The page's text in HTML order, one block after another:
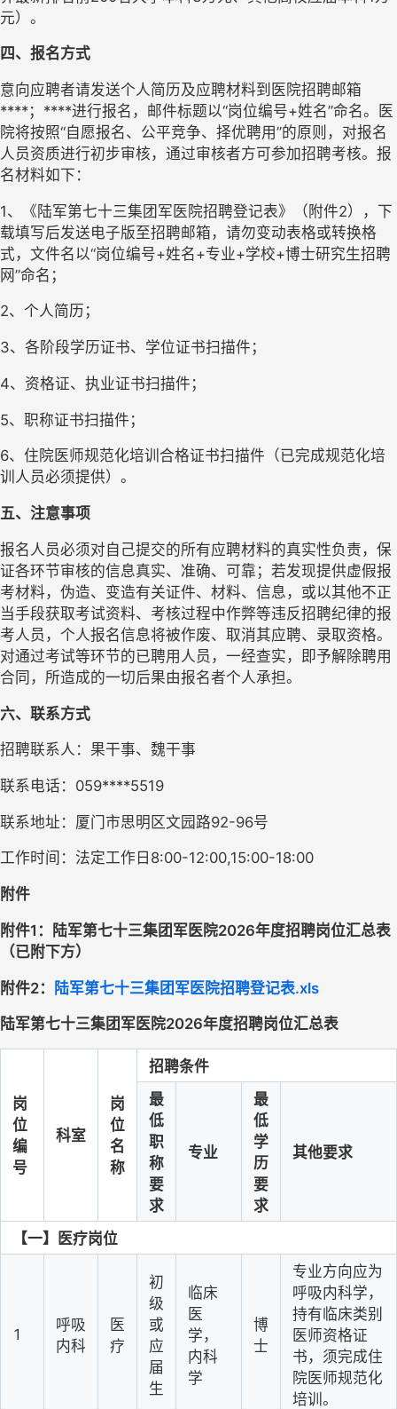
元）。
四、报名方式
意向应聘者请发送个人简历及应聘材料到医院招聘邮箱
****；****进行报名，邮件标题以“岗位编号+姓名”命名。医
院将按照“自愿报名、公平竞争、择优聘用”的原则，对报名
人员资质进行初步审核，通过审核者方可参加招聘考核。报
名材料如下：
1、《陆军第七十三集团军医院招聘登记表》（附件2），下
载填写后发送电子版至招聘邮箱，请勿变动表格或转换格
式，文件名以“岗位编号+姓名+专业+学校+博士研究生招聘
网”命名；
2、个人简历；
3、各阶段学历证书、学位证书扫描件；
4、资格证、执业证书扫描件；
5、职称证书扫描件；
6、住院医师规范化培训合格证书扫描件（已完成规范化培
训人员必须提供）。
五、注意事项
报名人员必须对自己提交的所有应聘材料的真实性负责，保
证各环节审核的信息真实、准确、可靠；若发现提供虚假报
考材料，伪造、变造有关证件、材料、信息，或以其他不正
当手段获取考试资料、考核过程中作弊等违反招聘纪律的报
考人员，个人报名信息将被作废、取消其应聘、录取资格。
对通过考试等环节的已聘用人员，一经查实，即予解除聘用
合同，所造成的一切后果由报名者个人承担。
六、联系方式
招聘联系人：果干事、魏干事
联系电话：059****5519
联系地址：厦门市思明区文园路92-96号
工作时间：法定工作日8:00-12:00,15:00-18:00
附件
附件1：陆军第七十三集团军医院2026年度招聘岗位汇总表
（已附下方）
附件2： 陆军第七十三集团军医院招聘登记表.xls
陆军第七十三集团军医院2026年度招聘岗位汇总表
岗
位
编
号
科室
岗
位
名
称
招聘条件
最
低
职
称
要
求
专业
最
低
学
历
要
求
其他要求
【一】医疗岗位
1
呼吸
内科
医
疗
初
级
或
应
届
生
临床
医
学，
内科
学
博
士
专业方向应为
呼吸内科学，
持有临床类别
医师资格证
书，须完成住
院医师规范化
培训。